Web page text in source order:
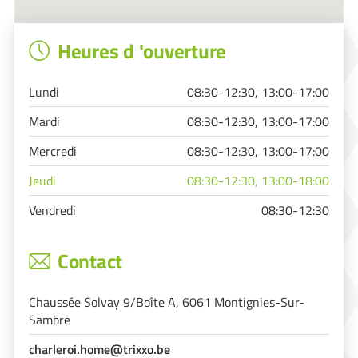
Heures d 'ouverture
Lundi
08:30-12:30, 13:00-17:00
Mardi
08:30-12:30, 13:00-17:00
Mercredi
08:30-12:30, 13:00-17:00
Jeudi
08:30-12:30, 13:00-18:00
Vendredi
08:30-12:30
Contact
Chaussée Solvay 9/Boîte A, 6061 Montignies-Sur-
Sambre
charleroi.home@trixxo.be